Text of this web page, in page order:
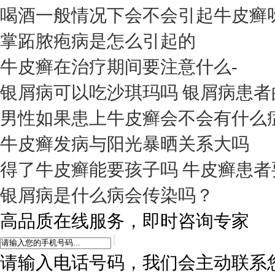
喝酒一般情况下会不会引起牛皮癣
掌跖脓疱病是怎么引起的
牛皮癣在治疗期间要注意什么-
银屑病可以吃沙琪玛吗 银屑病患
男性如果患上牛皮癣会不会有什么
牛皮癣发病与阳光暴晒关系大吗
得了牛皮癣能要孩子吗 牛皮癣患
银屑病是什么病会传染吗？
高品质在线服务，即时咨询专家
请输入电话号码，我们会主动联系